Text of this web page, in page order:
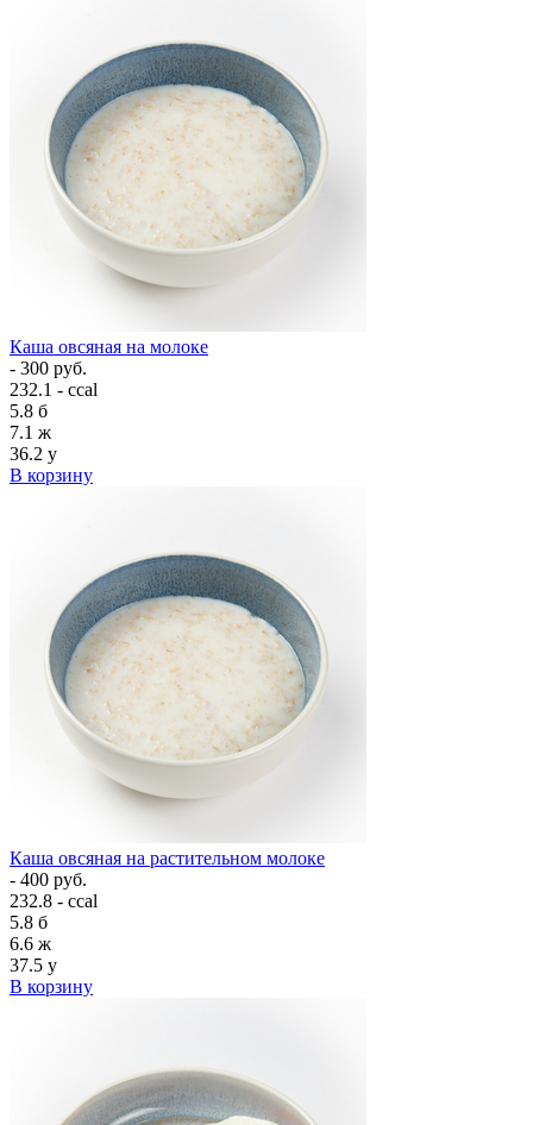
Каша овсяная на молоке
- 300 руб.
232.1 - ccal
5.8 б
7.1 ж
36.2 у
В корзину
Каша овсяная на растительном молоке
- 400 руб.
232.8 - ccal
5.8 б
6.6 ж
37.5 у
В корзину